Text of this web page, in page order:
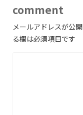
comment
メールアドレスが公
る欄は必須項目です